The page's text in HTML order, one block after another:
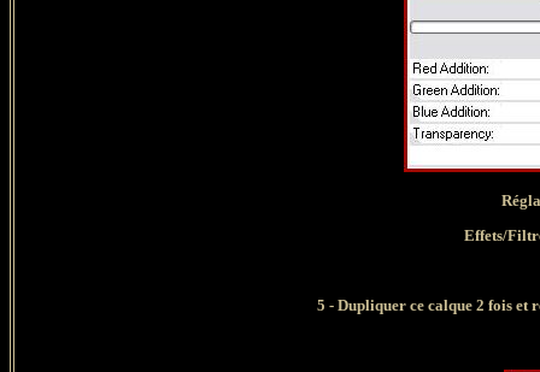
Effets/
5 - Dupliquer ce calque 2 fois et